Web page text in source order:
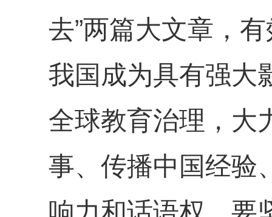
去”两篇大文章，
我国成为具有强大
全球教育治理，大
事、传播中国经验